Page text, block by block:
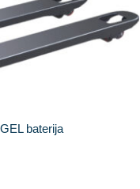
baterija